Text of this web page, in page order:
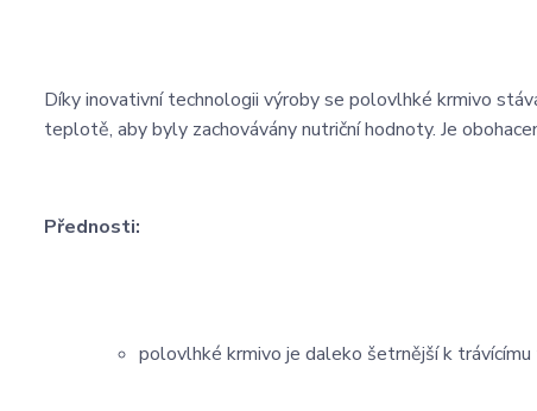
Díky inovativní technologii výroby se polovlhké krmivo
teplotě, aby byly zachovávány nutriční hodnoty. Je
Přednosti:
polovlhké krmivo je daleko šetrnější k